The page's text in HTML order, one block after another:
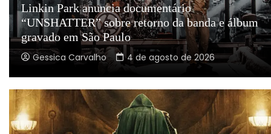
Linkin Park anuncia documentário
“UNSHATTER” sobre retorno da banda e álbum
gravado em São Paulo
Gessica Carvalho 4 de agosto de 2026